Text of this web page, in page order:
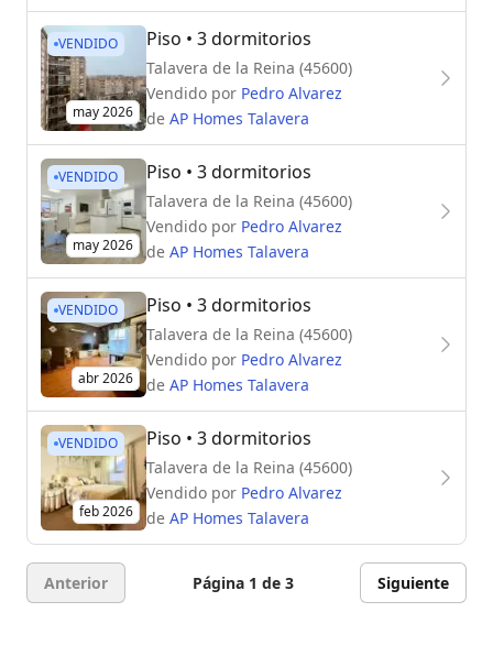
VENDIDO
may 2026
Piso • 3 dormitorios
Talavera de la Reina (45600)
Vendido por Pedro Alvarez
de AP Homes Talavera
VENDIDO
may 2026
Piso • 3 dormitorios
Talavera de la Reina (45600)
Vendido por Pedro Alvarez
de AP Homes Talavera
VENDIDO
abr 2026
Piso • 3 dormitorios
Talavera de la Reina (45600)
Vendido por Pedro Alvarez
de AP Homes Talavera
VENDIDO
feb 2026
Piso • 3 dormitorios
Talavera de la Reina (45600)
Vendido por Pedro Alvarez
de AP Homes Talavera
Anterior Página 1 de 3 Siguiente